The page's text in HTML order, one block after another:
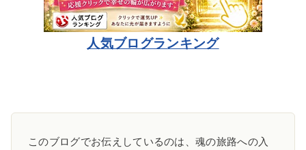
人気ブログランキング
このブログでお伝えしているのは、魂の旅路への入